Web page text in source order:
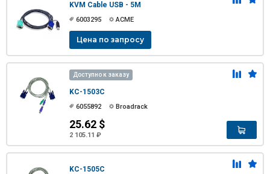
KVM Cable USB - 5M
6003295 ACME
Цена по запросу
Доступно к заказу
KC-1503C
6055892 Broadrack
25.62 $
2 105.11 ₽
KC-1505C